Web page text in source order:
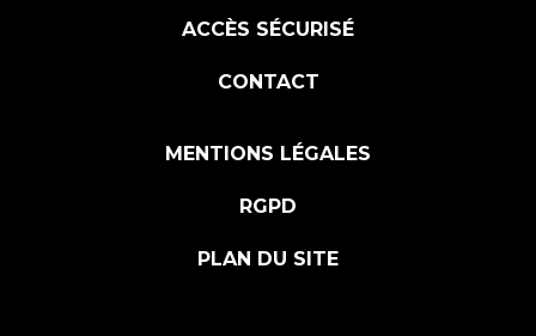
ACCÈS SÉCURISÉ
CONTACT
MENTIONS LÉGALES
RGPD
PLAN DU SITE